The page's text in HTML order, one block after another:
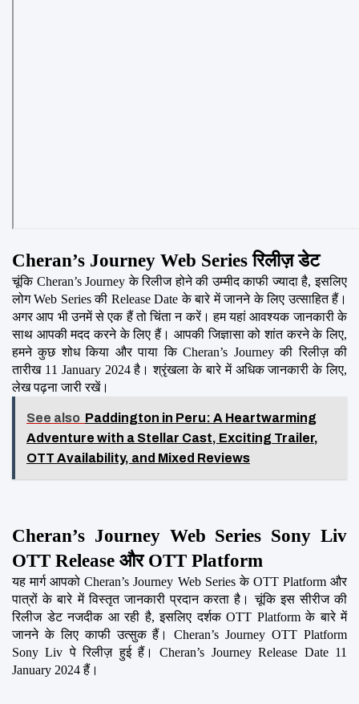
Cheran’s Journey Web Series रिलीज़ डेट
चूंकि Cheran’s Journey के रिलीज होने की उम्मीद काफी ज्यादा है, इसलिए
लोग Web Series की Release Date के बारे में जानने के लिए उत्साहित हैं।
अगर आप भी उनमें से एक हैं तो चिंता न करें। हम यहां आवश्यक जानकारी के
साथ आपकी मदद करने के लिए हैं। आपकी जिज्ञासा को शांत करने के लिए,
हमने कुछ शोध किया और पाया कि Cheran’s Journey की रिलीज़ की
तारीख 11 January 2024 है। श्रृंखला के बारे में अधिक जानकारी के लिए,
लेख पढ़ना जारी रखें।
See also Paddington in Peru: A Heartwarming
Adventure with a Stellar Cast, Exciting Trailer,
OTT Availability, and Mixed Reviews
Cheran’s Journey Web Series Sony Liv
OTT Release और OTT Platform
यह मार्ग आपको Cheran’s Journey Web Series के OTT Platform और
पात्रों के बारे में विस्तृत जानकारी प्रदान करता है। चूंकि इस सीरीज की
रिलीज डेट नजदीक आ रही है, इसलिए दर्शक OTT Platform के बारे में
जानने के लिए काफी उत्सुक हैं। Cheran’s Journey OTT Platform
Sony Liv पे रिलीज़ हुई हैं। Cheran’s Journey Release Date 11
January 2024 हैं।